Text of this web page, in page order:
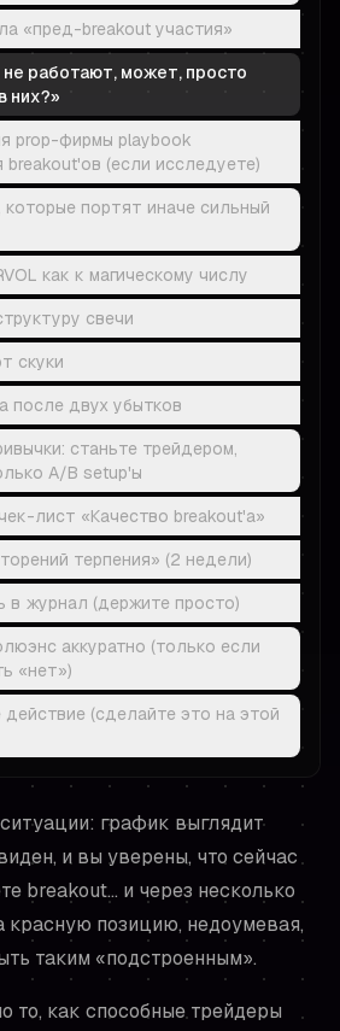
«пред-breakout участия»
работают, может, просто
них?»
prop-фирмы playbook
breakout'ов (если исследуете)
которые портят иначе сильный
как к магическому числу
свечи
скуки
после двух убытков
станьте трейдером,
A/B setup'ы
лист «Качество breakout'а»
терпения» (2 недели)
в журнал (держите просто)
аккуратно (только если
«нет»)
(сделайте это на этой
график выглядит
и вы уверены, что сейчас
breakout… и через несколько
красную позицию, недоумевая,
таким «подстроенным».
то, как способные трейдеры